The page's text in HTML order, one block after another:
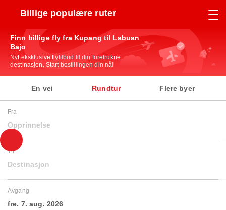
Billige populære ruter
Finn billige fly fra Kupang til Labuan
Bajo
Nyt eksklusive flytilbud til din foretrukne
destinasjon. Start bestillingen din nå!
En vei Rundtur Flere byer
Fra
Opprinnelse
Til
Destinasjon
Avgang
fre. 7. aug. 2026